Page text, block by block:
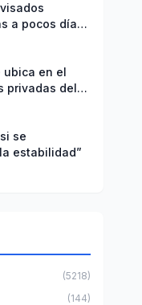
a pocos días
ubica en el
privadas del
se
estabilidad”
(5218)
(144)